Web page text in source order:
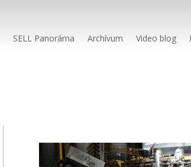
SELL Panoráma Archívum Video blog